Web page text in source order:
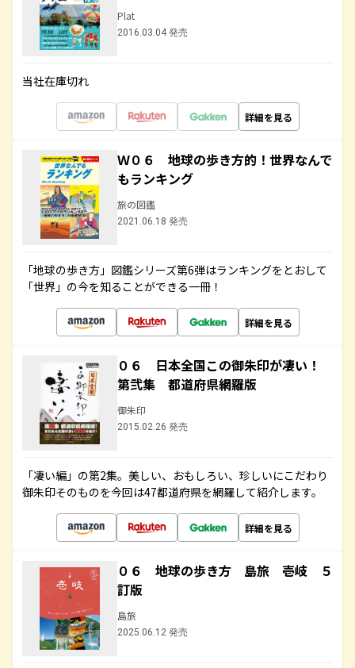
Plat
2016.03.04 発売
当社在庫切れ
詳細を見る
Ｗ０６ 地球の歩き方的！世界なんで
もランキング
旅の図鑑
2021.06.18 発売
「地球の歩き方」図鑑シリーズ第6弾はランキングをとおして
「世界」の今を知ることができる一冊！
詳細を見る
０６ 日本全国この御朱印が凄い！
第弐集 都道府県網羅版
御朱印
2015.02.26 発売
「凄い編」の第2集。美しい、おもしろい、珍しいにこだわり
御朱印そのものを今回は47都道府県を網羅して紹介します。
詳細を見る
０６ 地球の歩き方 島旅 壱岐 ５
訂版
島旅
2025.06.12 発売